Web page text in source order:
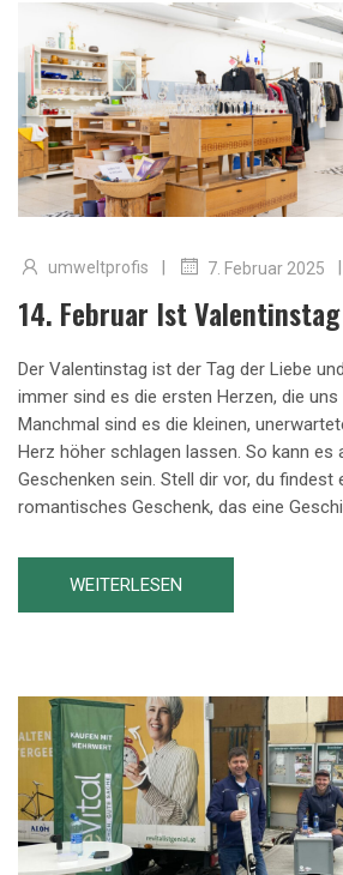
umweltprofis | 7. Februar 2025 |
14. Februar Ist Valentinstag
Der Valentinstag ist der Tag der Liebe
immer sind es die ersten Herzen, die
Manchmal sind es die kleinen,
Herz höher schlagen lassen. So kann es
Geschenken sein. Stell dir vor, du findest
romantisches Geschenk, das eine
WEITERLESEN